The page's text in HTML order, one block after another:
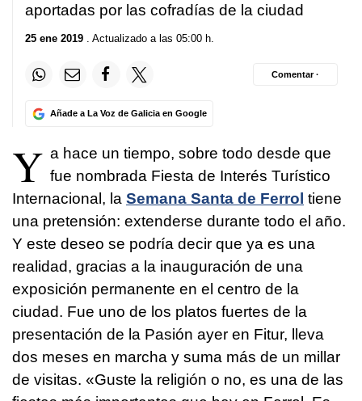
aportadas por las cofradías de la ciudad
25 ene 2019 . Actualizado a las 05:00 h.
Añade a La Voz de Galicia en Google
Comentar ·
Y a hace un tiempo, sobre todo desde que
fue nombrada Fiesta de Interés Turístico
Internacional, la Semana Santa de Ferrol tiene
una pretensión: extenderse durante todo el año.
Y este deseo se podría decir que ya es una
realidad, gracias a la inauguración de una
exposición permanente en el centro de la
ciudad. Fue uno de los platos fuertes de la
presentación de la Pasión ayer en Fitur, lleva
dos meses en marcha y suma más de un millar
de visitas. «Guste la religión o no, es una de las